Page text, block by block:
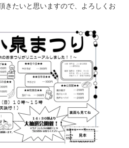
きたいと思いますので、よろしくお